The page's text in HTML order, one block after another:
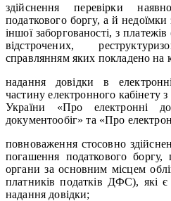
здійснення перевірки
податкового боргу, а й недоїмки
іншої заборгованості, з
відстрочених,
справлянням яких покладено на
надання довідки в
частину електронного кабінету
України «Про електронні
документообіг» та «Про
повноваження стосовно
погашення податкового
органи за основним місцем
платників податків ДФС), які є
надання довідки;